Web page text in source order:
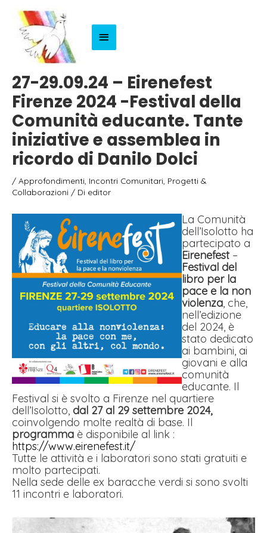
Menu
27-29.09.24 – Eirenefest
Firenze 2024 -Festival della
Comunità educante. Tante
iniziative e assemblea in
ricordo di Danilo Dolci
/ Approfondimenti Incontri Comunitari Progetti &
Collaborazioni / Di editor
La Comunità
dell’Isolotto ha
partecipato a
Eirenefest–
Festival del
libro per la
pace e la non
violenza, che,
nell’edizione
del 2024, è
stato dedicato
ai bambini, ai
giovani e alla
comunità
educante. Il
Festival si è svolto a Firenze nel quartiere
dell’Isolotto, dal 27 al 29 settembre 2024,
coinvolgendo molte realtà di base. Il
programma è disponibile al link :
https://www.eirenefest.it/
Tutte le attività e i laboratori sono stati gratuiti e
molto partecipati.
Nella sede delle ex baracche verdi si sono svolti
11 incontri e laboratori.